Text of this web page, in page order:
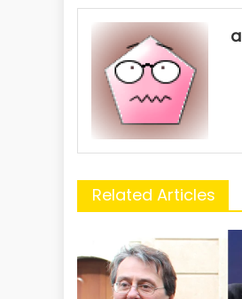
Related Articles